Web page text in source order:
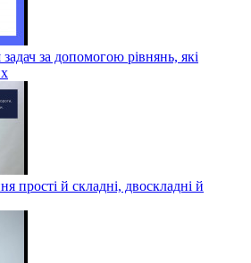
за допомогою рівнянь, які
прості й складні, двоскладні й